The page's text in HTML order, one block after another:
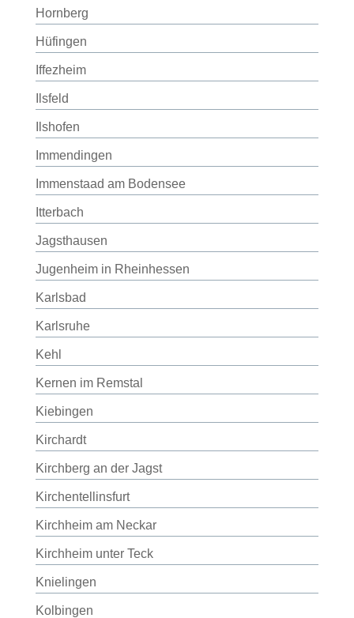
Hornberg
Hüfingen
Iffezheim
Ilsfeld
Ilshofen
Immendingen
Immenstaad am Bodensee
Itterbach
Jagsthausen
Jugenheim in Rheinhessen
Karlsbad
Karlsruhe
Kehl
Kernen im Remstal
Kiebingen
Kirchardt
Kirchberg an der Jagst
Kirchentellinsfurt
Kirchheim am Neckar
Kirchheim unter Teck
Knielingen
Kolbingen